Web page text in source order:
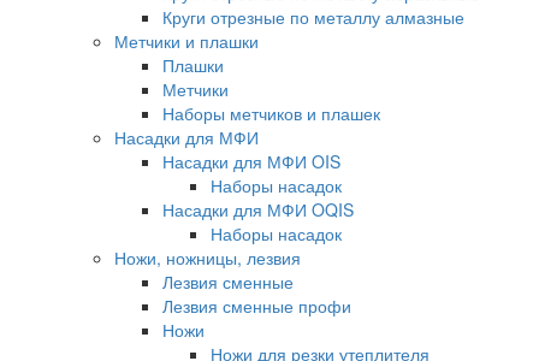
Круги отрезные по металлу алмазные
Метчики и плашки
Плашки
Метчики
Наборы метчиков и плашек
Насадки для МФИ
Насадки для МФИ OIS
Наборы насадок
Насадки для МФИ OQIS
Наборы насадок
Ножи, ножницы, лезвия
Лезвия сменные
Лезвия сменные профи
Ножи
Ножи для резки утеплителя